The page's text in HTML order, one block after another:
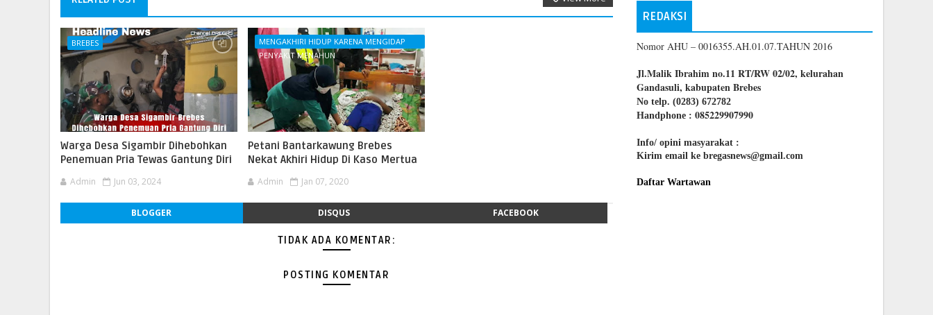
BREBES
Warga Desa Sigambir Dihebohkan
Penemuan Pria Tewas Gantung Diri
Admin Jun 03, 2024
MENGAKHIRI HIDUP KARENA MENGIDAP
PENYAKIT MENAHUN
Petani Bantarkawung Brebes
Nekat Akhiri Hidup Di Kaso Mertua
Admin Jan 07, 2020
BLOGGER DISQUS FACEBOOK
TIDAK ADA KOMENTAR:
POSTING KOMENTAR
REDAKSI
Nomor AHU – 0016355.AH.01.07.TAHUN 2016
Jl.Malik Ibrahim no.11 RT/RW 02/02, kelurahan
Gandasuli, kabupaten Brebes
No telp. (0283) 672782
Handphone : 085229907990
Info/ opini masyarakat :
Kirim email ke bregasnews@gmail.com
Daftar Wartawan